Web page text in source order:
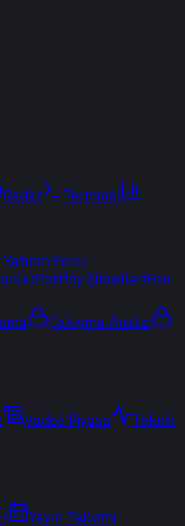
Radar
Terminal
Fonu
Portföy ŞirketleriFon
Çakışma Analizi
Vadeli Piyasa
Teknik
Yayın Takvimi